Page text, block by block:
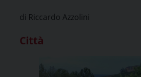
di Riccardo Azzolini
Città